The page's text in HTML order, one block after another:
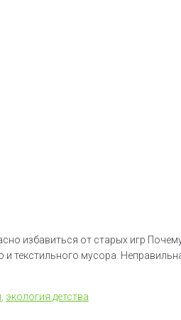
избавиться от старых игр
текстильного мусора.
экология детства